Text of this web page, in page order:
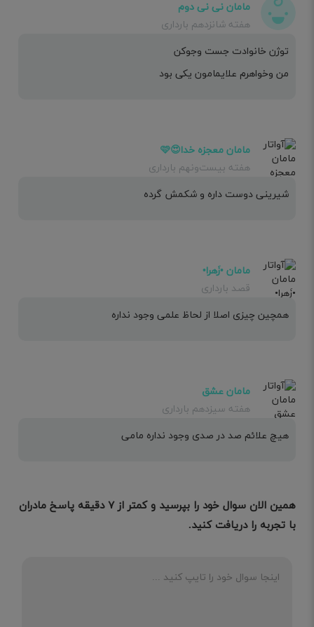
مامان نی نی دوم
هفته شانزدهم بارداری
توژن خانوادت جست وجوکن
من وخواهرم علایمامون یکی بود
مامان معجزه خدا😍🩷
هفته بیست‌ونهم بارداری
شیرینی دوست داره و شکمش گرده
مامان •زَهرا•
قصد بارداری
همچین چیزی اصلا از لحاظ علمی وجود نداره
مامان عشق
هفته سیزدهم بارداری
هیچ علائم صد در صدی وجود نداره مامی
همین الان سوال خود را بپرسید و کمتر از ۷ دقیقه پاسخ مادران
با تجربه را دریافت کنید.